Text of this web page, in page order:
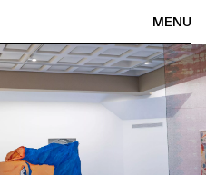
MENU